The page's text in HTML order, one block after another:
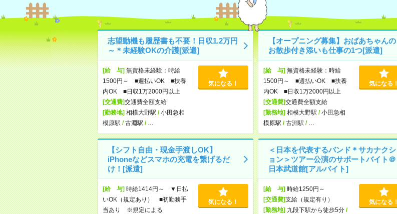
志望動機も履歴書も不要！日収1.2万円
～＊未経験OKの介護[派遣]
[給 与]無資格未経験：時給
1500円～ ■週払いOK ■扶養
内OK ■日収1万2000円以上
[交通費]交通費全額支給
[勤務地]相模大野駅 /小田急相
模原駅 /古淵駅 /
気になる！
【オープニング募集】おばあちゃんの
お散歩付き添いも仕事の1つ[派遣]
[給 与]無資格未経験：時給
1500円～ ■週払いOK ■扶養
内OK ■日収1万2000円以上
[交通費]交通費全額支給
[勤務地]相模大野駅 /小田急相
模原駅 /古淵駅 /
気になる！
【シフト自由・現金手渡しOK】
iPhoneなどスマホの充電を繋げるだ
け！[派遣]
[給 与]時給1414円～ ▼日払
いOK（規定あり） ■初勤務手
当あり ※規定による
気になる！
＜日本を代表するバンド＊サカナクシ
ョン＞ツアー公演のサポートバイト＠
日本武道館[アルバイト]
[給 与]時給1250円～
[交通費]支給（規定有り）
[勤務地]九段下駅から徒歩5分/
気になる！